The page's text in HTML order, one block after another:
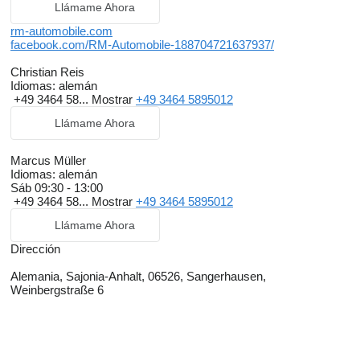
Start-/Stopp-Automatik
Lichtsensor
Fernlichtregulierung (Light Assist)
Regensensor
Innenspiegel automatisch abblendbar
Notbremsassistent
Spurhalteassistent
Toter Winkel Assistent
Spurwechselassistent
Notrufsystem
Bremsassistent (ebs)
Abstandstempomat (ACC)
Geschwindigkeitsbegrenzer
Elektrische Wegfahrsperre
Parklenkassistent
Einparkhilfe hinten
Einparkhilfe vorne
Rückfahrkamera
Fahrer-/Beifahrer-Airbag
Llámame Ahora
rm-automobile.com
facebook.com/RM-Automobile-188704721637937/
Christian Reis
Idiomas: alemán
+49 3464 58... Mostrar +49 3464 5895012
Llámame Ahora
Marcus Müller
Idiomas: alemán
Sáb 09:30 - 13:00
+49 3464 58... Mostrar +49 3464 5895012
Llámame Ahora
Dirección
Alemania, Sajonia-Anhalt, 06526, Sangerhausen,
Weinbergstraße 6